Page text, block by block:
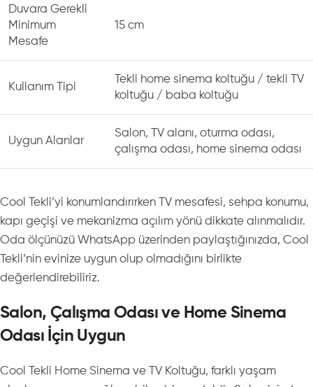
Duvara Gerekli
Minimum
Mesafe
15 cm
Kullanım Tipi
Tekli home sinema koltuğu / tekli TV
koltuğu / baba koltuğu
Uygun Alanlar
Salon, TV alanı, oturma odası,
çalışma odası, home sinema odası
Cool Tekli’yi konumlandırırken TV mesafesi, sehpa konumu,
kapı geçişi ve mekanizma açılım yönü dikkate alınmalıdır.
Oda ölçünüzü WhatsApp üzerinden paylaştığınızda, Cool
Tekli’nin evinize uygun olup olmadığını birlikte
değerlendirebiliriz.
Salon, Çalışma Odası ve Home Sinema
Odası İçin Uygun
Cool Tekli Home Sinema ve TV Koltuğu, farklı yaşam